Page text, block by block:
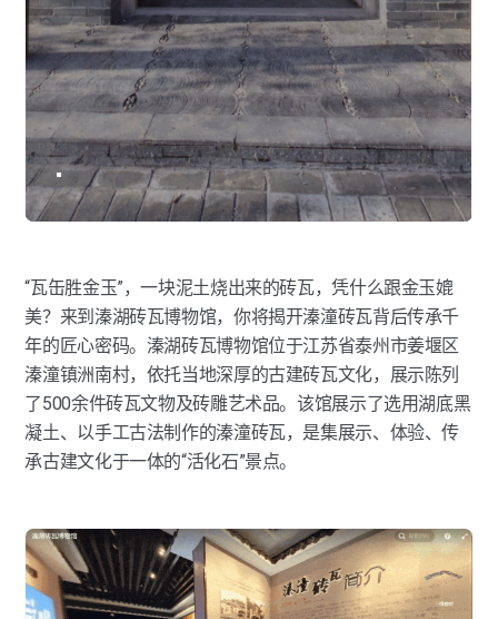
“瓦缶胜金玉”，一块泥土烧出来的砖瓦，凭什么跟金玉媲
美？来到溱湖砖瓦博物馆，你将揭开溱潼砖瓦背后传承千
年的匠心密码。溱湖砖瓦博物馆位于江苏省泰州市姜堰区
溱潼镇洲南村，依托当地深厚的古建砖瓦文化，展示陈列
了500余件砖瓦文物及砖雕艺术品。该馆展示了选用湖底黑
凝土、以手工古法制作的溱潼砖瓦，是集展示、体验、传
承古建文化于一体的“活化石”景点。